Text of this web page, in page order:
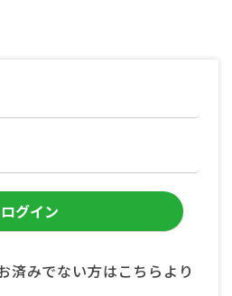
済みでない方はこちらより